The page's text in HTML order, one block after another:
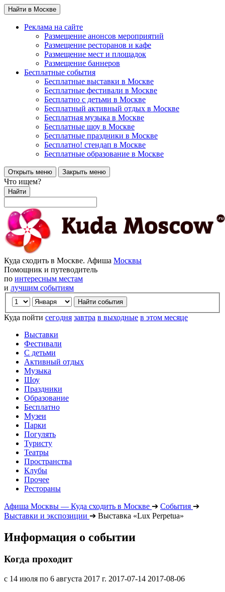
Найти в Москве
Реклама на сайте
Размещение анонсов мероприятий
Размещение ресторанов и кафе
Размещение мест и площадок
Размещение баннеров
Бесплатные события
Бесплатные выставки в Москве
Бесплатные фестивали в Москве
Бесплатно с детьми в Москве
Бесплатный активный отдых в Москве
Бесплатная музыка в Москве
Бесплатные шоу в Москве
Бесплатные праздники в Москве
Бесплатно! стендап в Москве
Бесплатные образование в Москве
Открыть меню Закрыть меню
Что ищем?
Найти
Куда сходить в Москве. Афиша Москвы
Помощник и путеводитель
по интересным местам
и лучшим событиям
Куда пойти сегодня завтра в выходные в этом месяце
Выставки
Фестивали
С детьми
Активный отдых
Музыка
Шоу
Праздники
Образование
Бесплатно
Музеи
Парки
Погулять
Туристу
Театры
Пространства
Клубы
Прочее
Рестораны
Афиша Москвы — Куда сходить в Москве ➔ События ➔
Выставки и экспозиции ➔ Выставка «Lux Perpetua»
Информация о событии
Когда проходит
с 14 июля по 6 августа 2017 г. 2017-07-14 2017-08-06